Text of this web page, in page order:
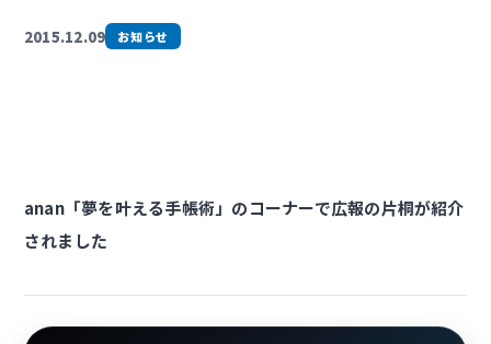
2015.12.09 お知らせ
anan「夢を叶える手帳術」のコーナーで広報の片桐が紹介
されました